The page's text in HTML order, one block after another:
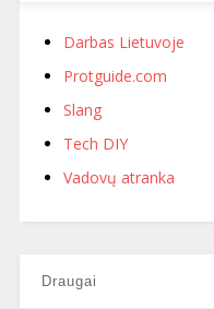
Darbas Lietuvoje
Protguide.com
Slang
Tech DIY
Vadovų atranka
Draugai